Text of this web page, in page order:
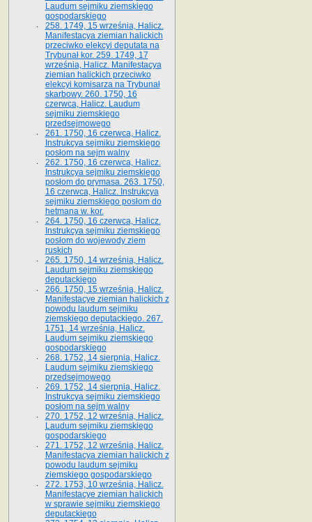
Laudum sejmiku ziemskiego
gospodarskiego
258. 1749, 15 września, Halicz.
Manifestacya ziemian halickich
przeciwko elekcyi deputata na
Trybunał kor. 259. 1749, 17
września, Halicz. Manifestacya
ziemian halickich przeciwko
elekcyi komisarza na Trybunał
skarbowy. 260. 1750, 16
czerwca, Halicz. Laudum
sejmiku ziemskiego
przedsejmowego
261. 1750, 16 czerwca, Halicz.
Instrukcya sejmiku ziemskiego
posłom na sejm walny
262. 1750, 16 czerwca, Halicz.
Instrukcya sejmiku ziemskiego
posłom do prymasa. 263. 1750,
16 czerwca, Halicz. Instrukcya
sejmiku ziemskiego posłom do
hetmana w. kor.
264. 1750, 16 czerwca, Halicz.
Instrukcya sejmiku ziemskiego
posłom do wojewody ziem
ruskich
265. 1750, 14 września, Halicz.
Laudum sejmiku ziemskiego
deputackiego
266. 1750, 15 września, Halicz.
Manifestacye ziemian halickich z
powodu laudum sejmiku
ziemskiego deputackiego. 267.
1751, 14 września, Halicz.
Laudum sejmiku ziemskiego
gospodarskiego
268. 1752, 14 sierpnia, Halicz.
Laudum sejmiku ziemskiego
przedsejmowego
269. 1752, 14 sierpnia, Halicz.
Instrukcya sejmiku ziemskiego
posłom na sejm walny
270. 1752, 12 września, Halicz.
Laudum sejmiku ziemskiego
gospodarskiego
271. 1752, 12 września, Halicz.
Manifestacya ziemian halickich z
powodu laudum sejmiku
ziemskiego gospodarskiego
272. 1753, 10 września, Halicz.
Manifestacye ziemian halickich
w sprawie sejmiku ziemskiego
deputackiego